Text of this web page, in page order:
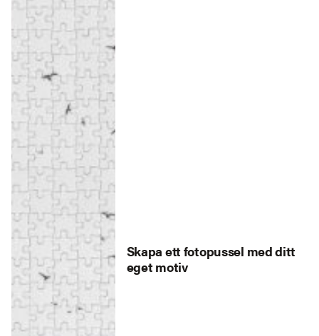
Skapa ett fotopussel med ditt
eget motiv